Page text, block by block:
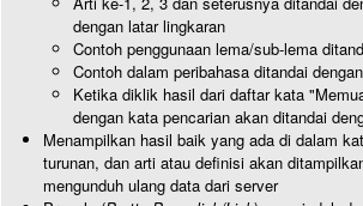
dengan latar lingkaran
Contoh penggunaan lema/sub-lema
Contoh dalam peribahasa ditandai
Ketika diklik hasil dari daftar kata
dengan kata pencarian akan ditandai
Menampilkan hasil baik yang ada di dalam
turunan, dan arti atau definisi akan
mengunduh ulang data dari server